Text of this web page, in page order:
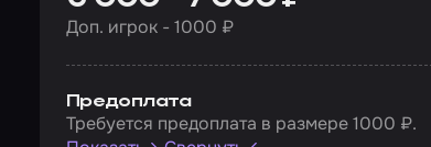
Доп. игрок - 1000 ₽
Предоплата
Требуется предоплата в размере 1000 ₽.